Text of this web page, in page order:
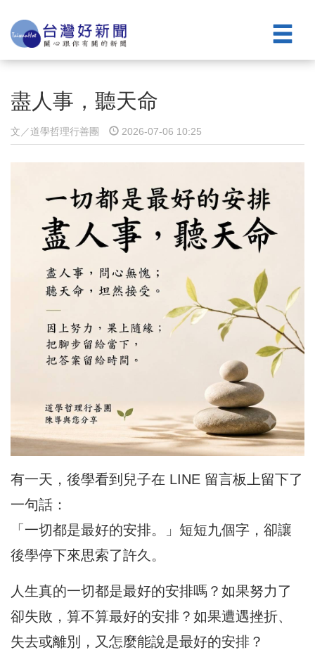
盡人事，聽天命
文／道學哲理⾏善團 2026-07-06 10:25
有一天，後學看到兒子在 LINE 留言板上留下了
一句話：
「一切都是最好的安排。」短短九個字，卻讓
後學停下來思索了許久。
人生真的一切都是最好的安排嗎？如果努力了
卻失敗，算不算最好的安排？如果遭遇挫折、
失去或離別，又怎麼能說是最好的安排？